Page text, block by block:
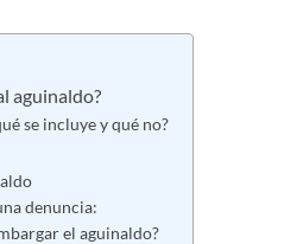
aguinaldo?
se incluye y qué no?
denuncia:
el aguinaldo?